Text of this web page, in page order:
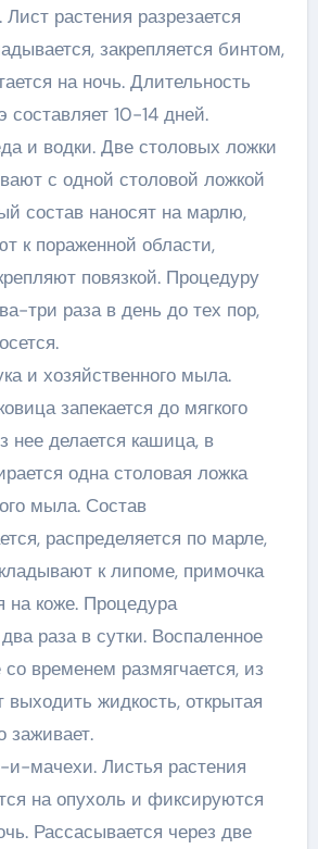
растения разрезается
закрепляется бинтом,
на ночь. Длительность
составляет 10-14 дней.
и водки. Две столовых ложки
с одной столовой ложкой
состав наносят на марлю,
к пораженной области,
повязкой. Процедуру
три раза в день до тех пор,
и хозяйственного мыла.
запекается до мягкого
нее делается кашица, в
одна столовая ложка
мыла. Состав
распределяется по марле,
к липоме, примочка
на коже. Процедура
раза в сутки. Воспаленное
временем размягчается, из
выходить жидкость, открытая
заживает.
и-мачехи. Листья растения
на опухоль и фиксируются
Рассасывается через две